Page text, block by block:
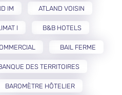
IM ATLAND VOISIN
I B&B HOTELS
BAIL FERME
DES TERRITOIRES
BAROMÈTRE HÔTELIER